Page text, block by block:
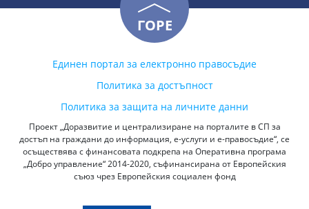
ГОРЕ
Единен портал за електронно правосъдие
Политика за достъпност
Политика за защита на личните данни
Проект „Доразвитие и централизиране на порталите в СП за
достъп на граждани до информация, е-услуги и е-правосъдие“, се
осъществява с финансовата подкрепа на Оперативна програма
„Добро управление“ 2014-2020, съфинансирана от Европейския
съюз чрез Европейския социален фонд